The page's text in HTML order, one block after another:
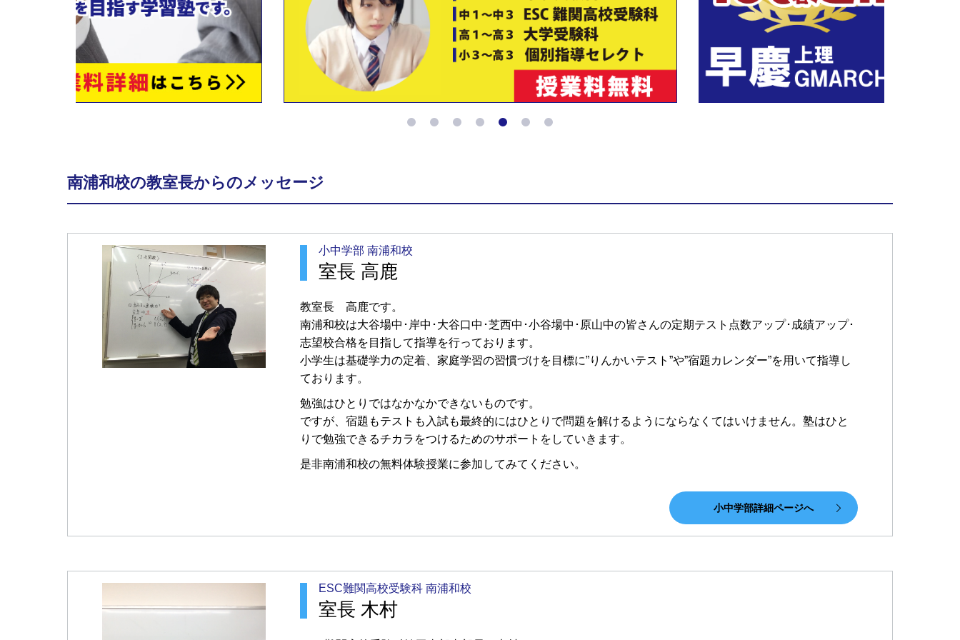
南浦和校の教室長からのメッセージ
小中学部 南浦和校
室長 高鹿
教室長 高鹿です。
南浦和校は大谷場中･岸中･大谷口中･芝西中･小谷場中･原山中の皆さんの定期テスト点数アップ･成績アップ･
志望校合格を目指して指導を行っております。
小学生は基礎学力の定着、家庭学習の習慣づけを目標に”りんかいテスト”や”宿題カレンダー”を用いて指導し
ております。
勉強はひとりではなかなかできないものです。
ですが、宿題もテストも入試も最終的にはひとりで問題を解けるようにならなくてはいけません。塾はひと
りで勉強できるチカラをつけるためのサポートをしていきます。
是非南浦和校の無料体験授業に参加してみてください。
小中学部詳細ページへ
ESC難関高校受験科 南浦和校
室長 木村